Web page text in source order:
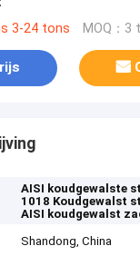
3-24 tons MOQ：3
AISI koudgewalste
1018 Koudgewalst
AISI koudgewalst
Shandong, China